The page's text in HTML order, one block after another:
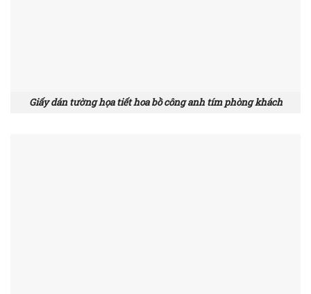
Giấy dán tường họa tiết hoa bồ công anh tím phòng khách